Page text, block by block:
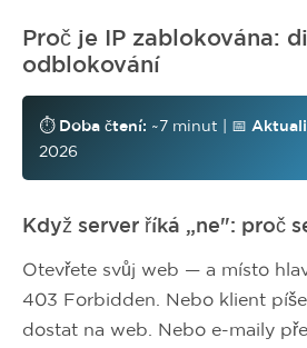
Proč je IP zablokována:
odblokování
⏱️ Doba čtení: ~7 minut | 📅
2026
Když server říká „ne": proč
Otevřete svůj web — a místo
403 Forbidden. Nebo klient
dostat na web. Nebo e-maily